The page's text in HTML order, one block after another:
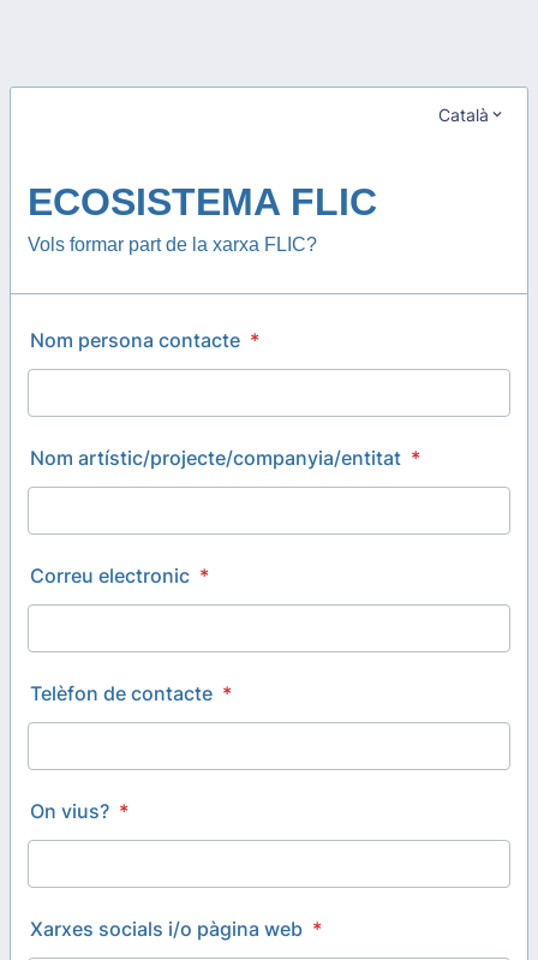
Català
ECOSISTEMA FLIC
Vols formar part de la xarxa FLIC?
Nom persona contacte *
Nom artístic/projecte/companyia/entitat *
Correu electronic *
Telèfon de contacte *
On vius? *
Xarxes socials i/o pàgina web *